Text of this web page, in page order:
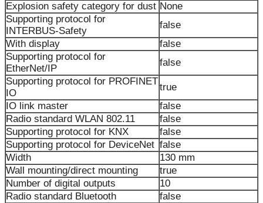
Explosion safety category for dust None
Supporting protocol for
INTERBUS-Safety
false
With display
false
Supporting protocol for
EtherNet/IP
false
Supporting protocol for PROFINET
IO
true
IO link master
false
Radio standard WLAN 802.11
false
Supporting protocol for KNX
false
Supporting protocol for DeviceNet false
Width
130 mm
Wall mounting/direct mounting
true
Number of digital outputs
10
Radio standard Bluetooth
false